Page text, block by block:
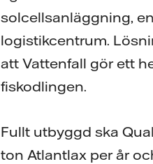
solcellsanläggning,
logistikcentrum.
att Vattenfall gör ett
fiskodlingen.
Fullt utbyggd ska
ton Atlantlax per år